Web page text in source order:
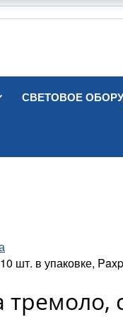
СВЕТОВОЕ
шт. в упаковке,